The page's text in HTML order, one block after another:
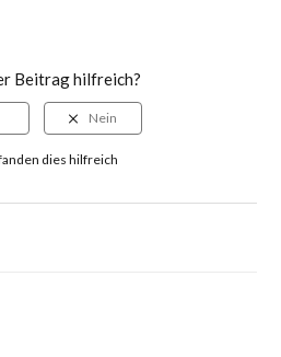
Beitrag hilfreich?
dies hilfreich